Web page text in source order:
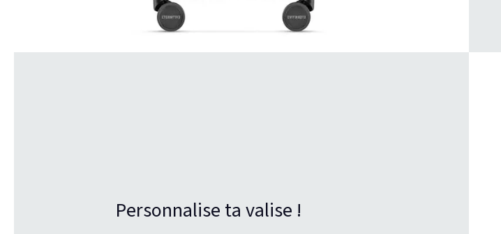
Personnalise ta valise !